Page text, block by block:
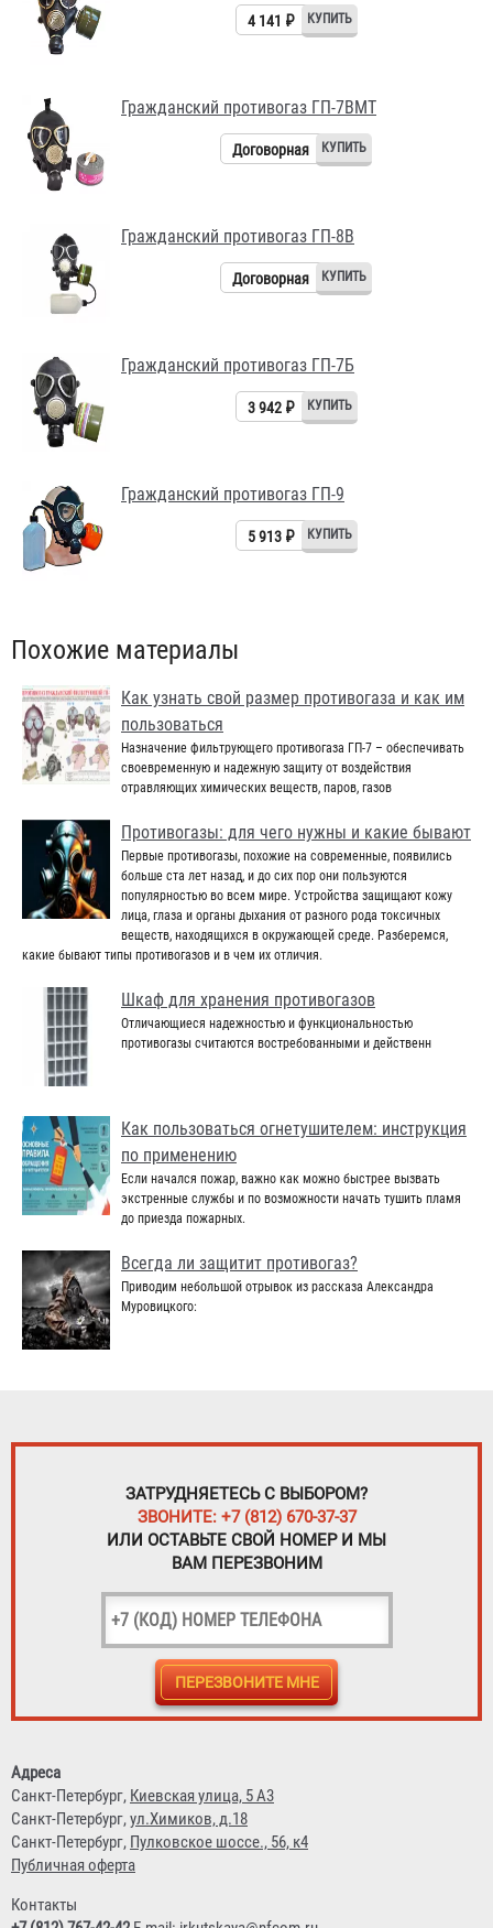
4 141 ₽
Гражданский противогаз ГП-7ВМТ
Договорная
Гражданский противогаз ГП-8В
Договорная
Гражданский противогаз ГП-7Б
3 942 ₽
Гражданский противогаз ГП-9
5 913 ₽
Похожие материалы
Как узнать свой размер противогаза и как им
пользоваться
Назначение фильтрующего противогаза ГП-7 – обеспечивать
своевременную и надежную защиту от воздействия
отравляющих химических веществ, паров, газов
Противогазы: для чего нужны и какие бывают
Первые противогазы, похожие на современные, появились
больше ста лет назад, и до сих пор они пользуются
популярностью во всем мире. Устройства защищают кожу
лица, глаза и органы дыхания от разного рода токсичных
веществ, находящихся в окружающей среде. Разберемся,
какие бывают типы противогазов и в чем их отличия.
Шкаф для хранения противогазов
Отличающиеся надежностью и функциональностью
противогазы считаются востребованными и действенн
Как пользоваться огнетушителем: инструкция
по применению
Если начался пожар, важно как можно быстрее вызвать
экстренные службы и по возможности начать тушить пламя
до приезда пожарных.
Всегда ли защитит противогаз?
Приводим небольшой отрывок из рассказа Александра
Муровицкого:
ЗАТРУДНЯЕТЕСЬ С ВЫБОРОМ?
ЗВОНИТЕ: +7 (812) 670-37-37
ИЛИ ОСТАВЬТЕ СВОЙ НОМЕР И МЫ
ВАМ ПЕРЕЗВОНИМ
Адреса
Санкт-Петербург, Киевская улица, 5 А3
Санкт-Петербург,ул.Химиков, д.18
Санкт-Петербург, Пулковское шоссе., 56, к4
Публичная оферта
Контакты